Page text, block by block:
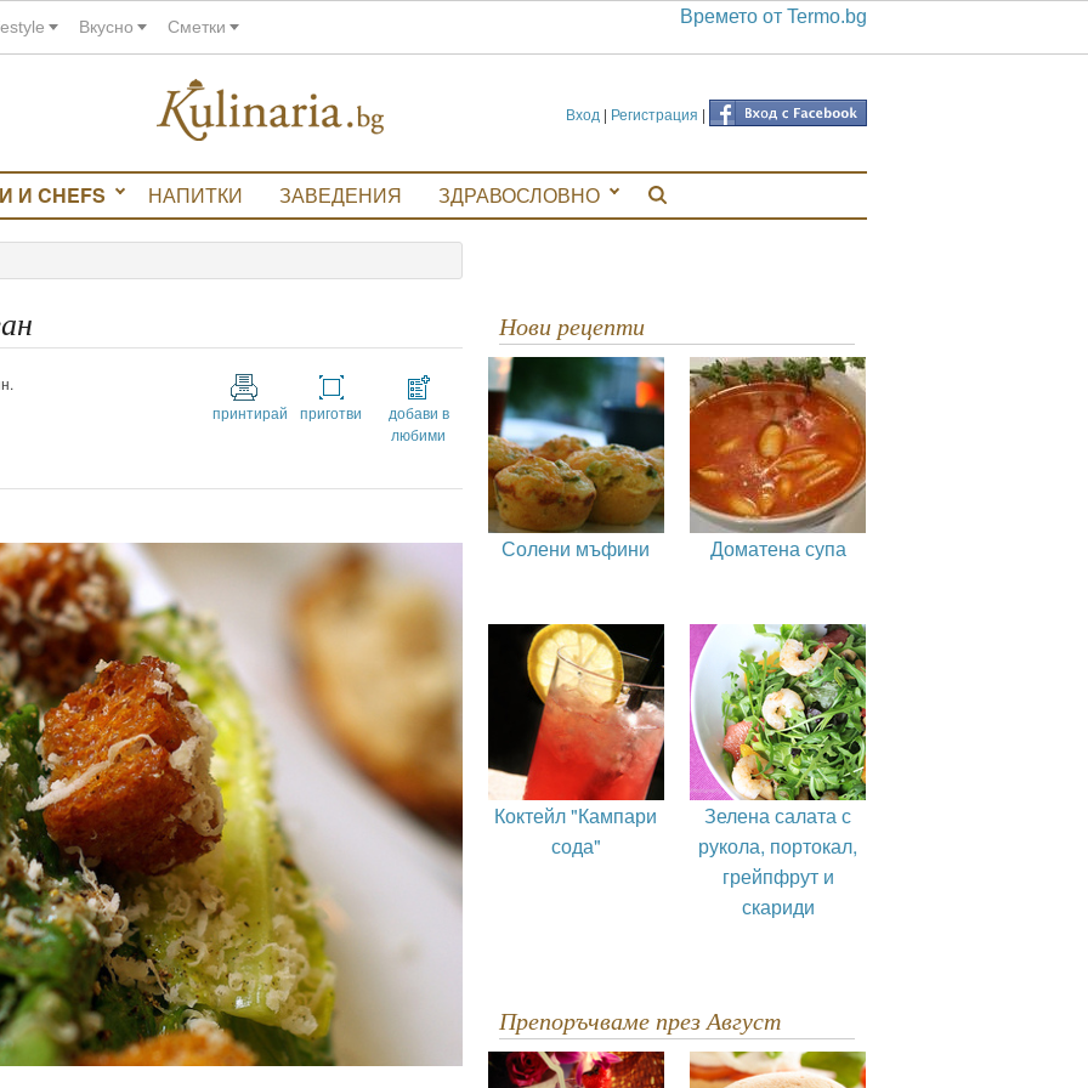
Вкусно Сметки Времето от Termo.bg
Вход | Регистрация |
И CHEFS НАПИТКИ ЗАВЕДЕНИЯ ЗДРАВОСЛОВНО
принтирай приготви
добави в
любими
Нови рецепти
Солени мъфини Доматена супа
Коктейл "Кампари
сода"
Зелена салата с
рукола, портокал,
грейпфрут и
скариди
Препоръчваме през Август